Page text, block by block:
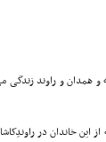
و همدان و راوند زندگی
این خاندان در